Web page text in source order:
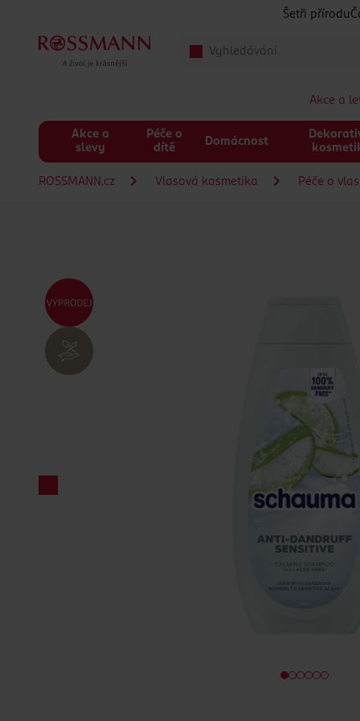
Šetři přírodu
Akce a
Akce a
slevy
Péče o
dítě
Domácnost
ROSSMANN.cz Vlasová kosmetika Péče o